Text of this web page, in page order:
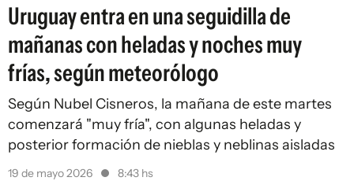
Uruguay entra en una seguidilla de
mañanas con heladas y noches muy
frías, según meteorólogo
Según Nubel Cisneros, la mañana de este martes
comenzará "muy fría", con algunas heladas y
posterior formación de nieblas y neblinas aisladas
19 de mayo 2026 8:43 hs